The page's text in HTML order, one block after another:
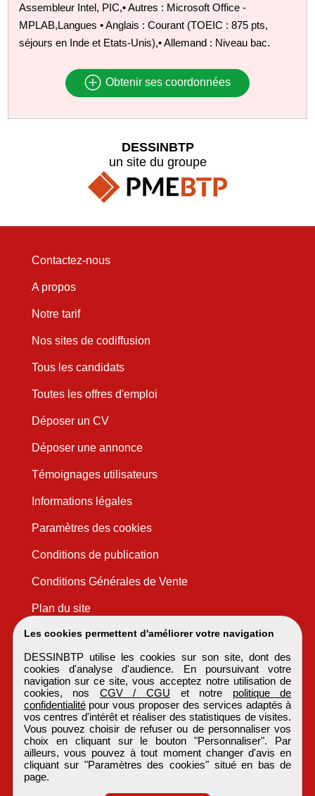
Assembleur Intel, PIC,• Autres : Microsoft Office -
MPLAB,Langues • Anglais : Courant (TOEIC : 875 pts,
séjours en Inde et Etats-Unis),• Allemand : Niveau bac.
Obtenir ses coordonnées
Les cookies permettent d'améliorer votre navigation
DESSINBTP utilise les cookies sur son site, dont des
cookies d'analyse d'audience. En poursuivant votre
navigation sur ce site, vous acceptez notre utilisation de
cookies, nos CGV / CGU et notre politique de
confidentialitépour vous proposer des services adaptés à
vos centres d'intérêt et réaliser des statistiques de visites.
Vous pouvez choisir de refuser ou de personnaliser vos
choix en cliquant sur le bouton "Personnaliser". Par
ailleurs, vous pouvez à tout moment changer d'avis en
cliquant sur "Paramètres des cookies" situé en bas de
page.
DESSINBTP
un site du groupe
Contactez-nous
A propos
Notre tarif
Nos sites de codiffusion
Tous les candidats
Toutes les offres d'emploi
Déposer un CV
Déposer une annonce
Témoignages utilisateurs
Informations légales
Paramètres des cookies
Conditions de publication
Conditions Générales de Vente
Plan du site